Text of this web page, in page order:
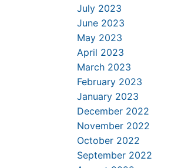
July 2023
June 2023
May 2023
April 2023
March 2023
February 2023
January 2023
December 2022
November 2022
October 2022
September 2022